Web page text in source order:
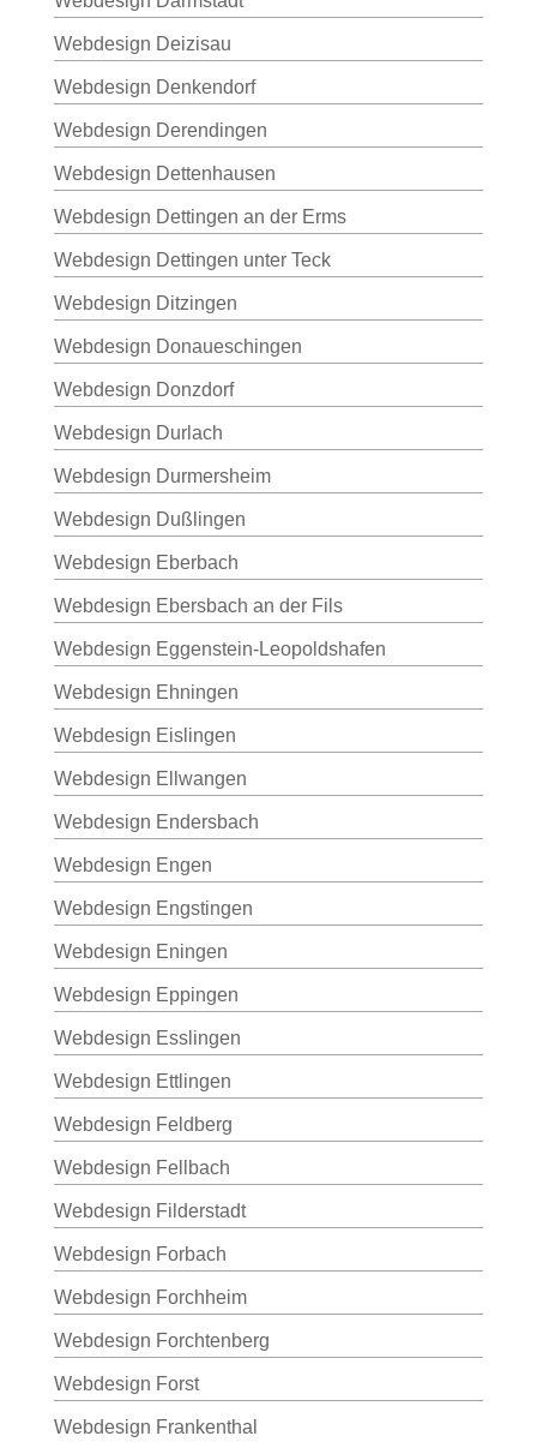
Webdesign Deizisau
Webdesign Denkendorf
Webdesign Derendingen
Webdesign Dettenhausen
Webdesign Dettingen an der Erms
Webdesign Dettingen unter Teck
Webdesign Ditzingen
Webdesign Donaueschingen
Webdesign Donzdorf
Webdesign Durlach
Webdesign Durmersheim
Webdesign Dußlingen
Webdesign Eberbach
Webdesign Ebersbach an der Fils
Webdesign Eggenstein-Leopoldshafen
Webdesign Ehningen
Webdesign Eislingen
Webdesign Ellwangen
Webdesign Endersbach
Webdesign Engen
Webdesign Engstingen
Webdesign Eningen
Webdesign Eppingen
Webdesign Esslingen
Webdesign Ettlingen
Webdesign Feldberg
Webdesign Fellbach
Webdesign Filderstadt
Webdesign Forbach
Webdesign Forchheim
Webdesign Forchtenberg
Webdesign Forst
Webdesign Frankenthal